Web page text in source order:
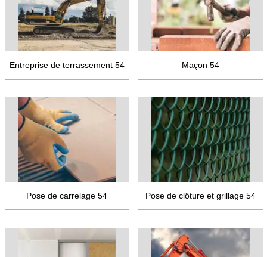
Entreprise de terrassement 54 Maçon 54
Pose de carrelage 54 Pose de clôture et grillage 54